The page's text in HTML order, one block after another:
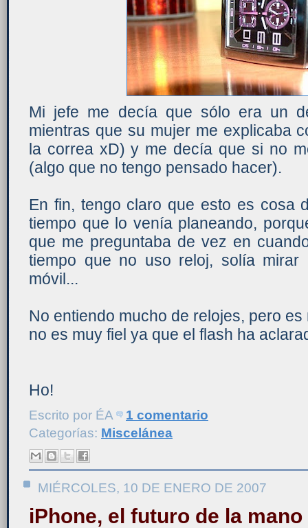
Mi jefe me decía que sólo era un
mientras que su mujer me explicaba
la correa xD) y me decía que si no
(algo que no tengo pensado hacer).
En fin, tengo claro que esto es cosa
tiempo que lo venía planeando,
que me preguntaba de vez en
tiempo que no uso reloj, solía
móvil...
No entiendo mucho de relojes, pero
no es muy fiel ya que el flash ha
Ho!
Escrito por ÉA
1 comentario
Categorías: Miscelánea
MIÉRCOLES, 10 DE ENERO DE 2007
iPhone, el futuro de la